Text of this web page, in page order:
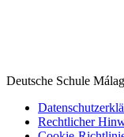
Deutsche Schule
Rechtlicher